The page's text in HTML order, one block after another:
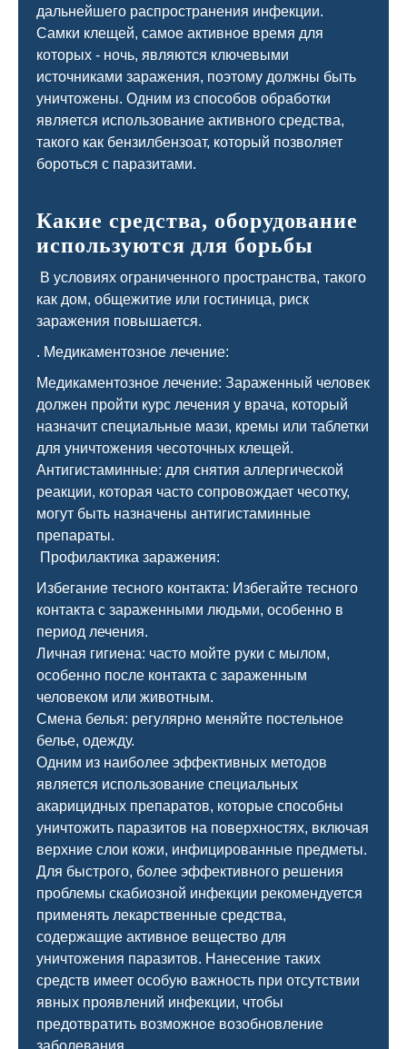
дальнейшего распространения инфекции.
Самки клещей, самое активное время для
которых - ночь, являются ключевыми
источниками заражения, поэтому должны быть
уничтожены. Одним из способов обработки
является использование активного средства,
такого как бензилбензоат, который позволяет
бороться с паразитами.
Какие средства, оборудование
используются для борьбы
В условиях ограниченного пространства, такого
как дом, общежитие или гостиница, риск
заражения повышается.
. Медикаментозное лечение:
Медикаментозное лечение: Зараженный человек
должен пройти курс лечения у врача, который
назначит специальные мази, кремы или таблетки
для уничтожения чесоточных клещей.
Антигистаминные: для снятия аллергической
реакции, которая часто сопровождает чесотку,
могут быть назначены антигистаминные
препараты.
Профилактика заражения:
Избегание тесного контакта: Избегайте тесного
контакта с зараженными людьми, особенно в
период лечения.
Личная гигиена: часто мойте руки с мылом,
особенно после контакта с зараженным
человеком или животным.
Смена белья: регулярно меняйте постельное
белье, одежду.
Одним из наиболее эффективных методов
является использование специальных
акарицидных препаратов, которые способны
уничтожить паразитов на поверхностях, включая
верхние слои кожи, инфицированные предметы.
Для быстрого, более эффективного решения
проблемы скабиозной инфекции рекомендуется
применять лекарственные средства,
содержащие активное вещество для
уничтожения паразитов. Нанесение таких
средств имеет особую важность при отсутствии
явных проявлений инфекции, чтобы
предотвратить возможное возобновление
заболевания.